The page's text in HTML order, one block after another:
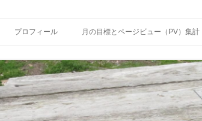
ン
ツ
へ
ス
キ
ッ
プ
プロフィール 月の目標とページビュー（PV）集計